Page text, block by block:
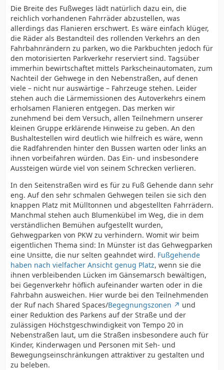
Die Breite des Fußweges lädt natürlich dazu ein, die
reichlich vorhandenen Fahrräder abzustellen, was
allerdings das Flanieren erschwert. Es wäre einfach klüger,
die Räder als Bestandteil des rollenden Verkehrs an den
Fahrbahnrändern zu parken, wo die Parkbuchten jedoch für
den motorisierten Parkverkehr reserviert sind. Tagsüber
immerhin bewirtschaftet mittels Parkscheinautomaten, zum
Nachteil der Gehwege in den Nebenstraßen, auf denen
viele – nicht nur auswärtige – Fahrzeuge stehen. Leider
stehen auch die Lärmemissionen des Autoverkehrs einem
erholsamen Flanieren entgegen. Das merken wir
zunehmend bei dem Versuch, allen Teilnehmern unserer
kleinen Gruppe erklärende Hinweise zu geben. An den
Bushaltestellen wird deutlich wie hilfreich es wäre, wenn
die Radfahrenden hinter den Bussen warten oder links an
ihnen vorbeifahren würden. Das Ein- und insbesondere
Aussteigen würde viel von seinem Schrecken verlieren.
In den Seitenstraßen wird es für zu Fuß Gehende dann sehr
eng. Auf den sehr schmalen Gehwegen teilen sie sich den
knappen Platz mit Mülltonnen und abgestellten Fahrrädern.
Manchmal stehen auch Blumenkübel im Weg, die in dem
verständlichen Bemühen aufgestellt wurden,
Gehwegparken von PKW zu verhindern. Womit wir beim
eigentlichen Thema sind: In Münster ist das Gehwegparken
eine Unsitte, die nur selten geahndet wird. Fußgehende
haben nach vielfacher Ansicht genug Platz, wenn sie die
ihnen verbleibenden Lücken im Gänsemarsch bewältigen,
bei Gegenverkehr höflich aufeinander warten oder in die
Fahrbahn ausweichen. Hier wurde bei den Teilnehmenden
der Ruf nach Shared Spaces/Begegnungszonen
und
einer Reduktion des Parkens auf der Straße und der
zulässigen Höchstgeschwindigkeit von Tempo 20 in
Nebenstraßen laut, um die Straßen insbesondere auch für
Kinder, Kinderwagen und Personen mit Seh- und
Bewegungseinschränkungen attraktiver zu gestalten und
zu beleben.